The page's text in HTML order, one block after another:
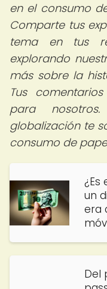
en el consumo
Comparte tus
tema en tus
explorando
más sobre la
Tus
para
globalización te
consumo de
¿Es
un
era
Del